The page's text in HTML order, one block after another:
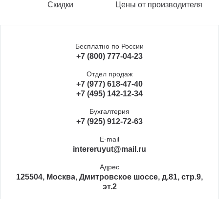
Скидки Цены от производителя
Бесплатно по России
+7 (800) 777-04-23
Отдел продаж
+7 (977) 618-47-40
+7 (495) 142-12-34
Бухгалтерия
+7 (925) 912-72-63
E-mail
intereruyut@mail.ru
Адрес
125504, Москва, Дмитровское шоссе, д.81, стр.9,
эт.2